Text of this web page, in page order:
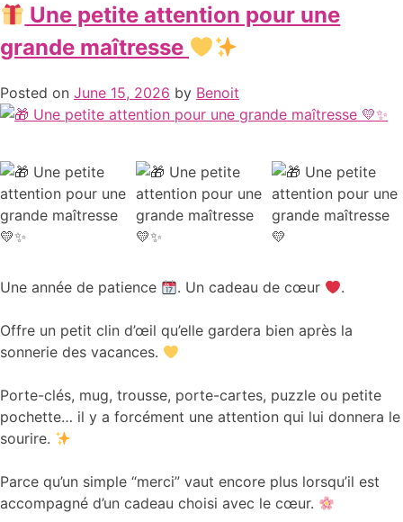
Une petite attention pour une
grande maîtresse
Posted on June 15, 2026 by Benoit
Une année de patience . Un cadeau de cœur .
Offre un petit clin d’œil qu’elle gardera bien après la
sonnerie des vacances.
Porte-clés, mug, trousse, porte-cartes, puzzle ou petite
pochette… il y a forcément une attention qui lui donnera le
sourire.
Parce qu’un simple “merci” vaut encore plus lorsqu’il est
accompagné d’un cadeau choisi avec le cœur.